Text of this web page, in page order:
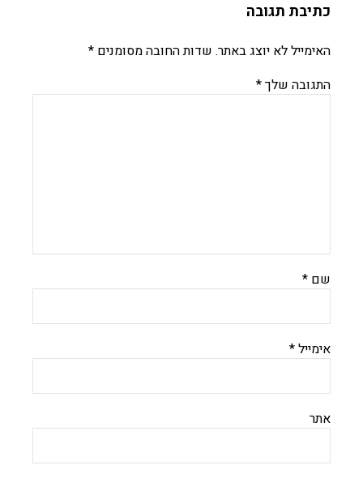
כתיבת תגובה
האימייל לא יוצג באתר. שדות החובה מסומנים *
התגובה שלך*
שם *
אימייל*
אתר